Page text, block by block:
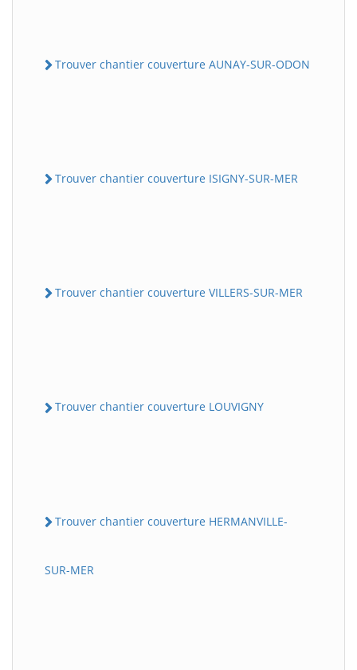
Trouver chantier couverture AUNAY-SUR-ODON
Trouver chantier couverture ISIGNY-SUR-MER
Trouver chantier couverture VILLERS-SUR-MER
Trouver chantier couverture LOUVIGNY
Trouver chantier couverture HERMANVILLE-
SUR-MER